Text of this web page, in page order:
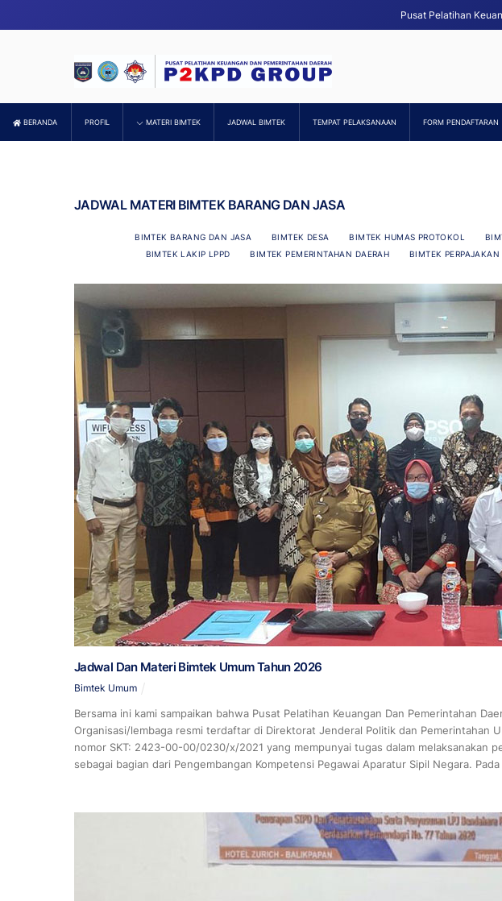
Pusat Pelatihan
BERANDA PROFIL MATERI BIMTEK JADWAL BIMTEK TEMPAT PELAKSANAAN FORM PENDAFTARAN
JADWAL MATERI BIMTEK BARANG DAN JASA
BIMTEK BARANG DAN JASA BIMTEK DESA BIMTEK HUMAS PROTOKOL
BIMTEK LAKIP LPPD
BIMTEK PEMERINTAHAN DAERAH BIMTEK PERPAJAKAN
Jadwal Dan Materi Bimtek Umum Tahun 2026
Bimtek Umum
Bersama ini kami sampaikan bahwa Pusat Pelatihan Keuangan Dan Pemerintahan
Organisasi/lembaga resmi terdaftar di Direktorat Jenderal Politik dan Pemerintahan
nomor SKT: 2423-00-00/0230/x/2021 yang mempunyai tugas dalam melaksanakan
sebagai bagian dari Pengembangan Kompetensi Pegawai Aparatur Sipil Negara.